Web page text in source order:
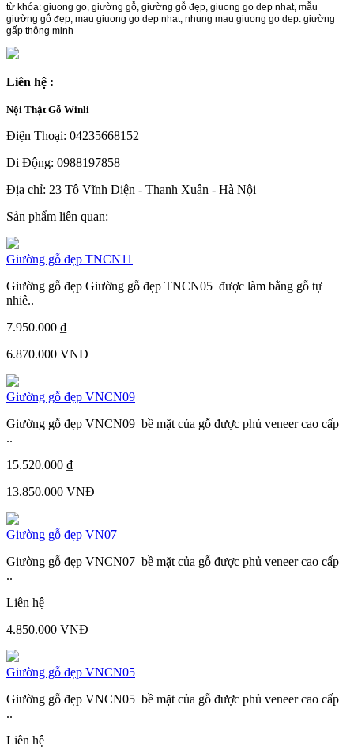
từ khóa: giuong go, giường gỗ, giường gỗ đẹp, giuong go dep nhat, mẫu
giường gỗ đẹp, mau giuong go dep nhat, nhung mau giuong go dep. giường
gấp thông minh
Liên hệ :
Nội Thật Gỗ Winli
Điện Thoại: 04235668152
Di Động: 0988197858
Địa chỉ: 23 Tô Vĩnh Diện - Thanh Xuân - Hà Nội
Sản phẩm liên quan:
Giường gỗ đẹp TNCN11
Giường gỗ đẹp Giường gỗ đẹp TNCN05 được làm bằng gỗ tự
nhiê..
7.950.000 ₫
6.870.000 VNĐ
Giường gỗ đẹp VNCN09
Giường gỗ đẹp VNCN09 bề mặt của gỗ được phủ veneer cao cấp
..
15.520.000 ₫
13.850.000 VNĐ
Giường gỗ đẹp VN07
Giường gỗ đẹp VNCN07 bề mặt của gỗ được phủ veneer cao cấp
..
Liên hệ
4.850.000 VNĐ
Giường gỗ đẹp VNCN05
Giường gỗ đẹp VNCN05 bề mặt của gỗ được phủ veneer cao cấp
..
Liên hệ